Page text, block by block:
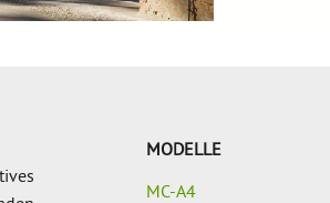
MODELLE
MC-A4